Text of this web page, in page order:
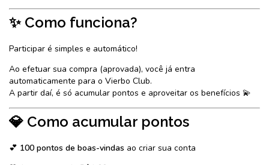
✨ Como funciona?
Participar é simples e automático!
Ao efetuar sua compra (aprovada), você já entra
automaticamente para o Vierbo Club.
A partir daí, é só acumular pontos e aproveitar os benefícios 💫
💎 Como acumular pontos
💕 100 pontos de boas-vindas ao criar sua conta